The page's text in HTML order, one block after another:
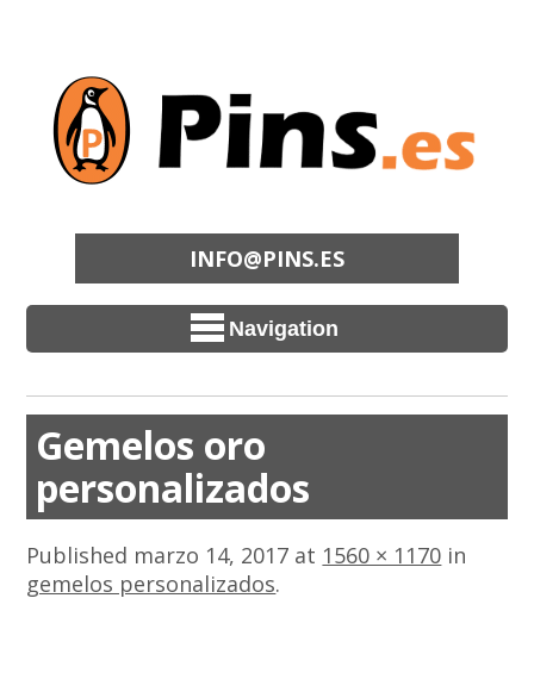
INFO@PINS.ES
Navigation
Gemelos oro
personalizados
Published marzo 14, 2017 at 1560 × 1170 in
gemelos personalizados.